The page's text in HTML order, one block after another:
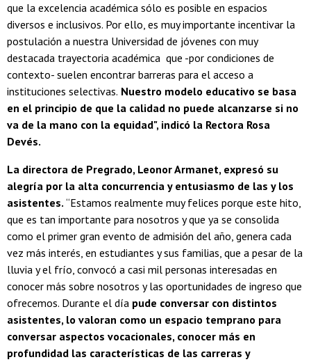
que la excelencia académica sólo es posible en espacios
diversos e inclusivos. Por ello, es muy importante incentivar la
postulación a nuestra Universidad de jóvenes con muy
destacada trayectoria académica que -por condiciones de
contexto- suelen encontrar barreras para el acceso a
instituciones selectivas. Nuestro modelo educativo se basa
en el principio de que la calidad no puede alcanzarse si no
va de la mano con la equidad", indicó la Rectora Rosa
Devés.
La directora de Pregrado, Leonor Armanet, expresó su
alegría por la alta concurrencia y entusiasmo de las y los
asistentes. “Estamos realmente muy felices porque este hito,
que es tan importante para nosotros y que ya se consolida
como el primer gran evento de admisión del año, genera cada
vez más interés, en estudiantes y sus familias, que a pesar de la
lluvia y el frío, convocó a casi mil personas interesadas en
conocer más sobre nosotros y las oportunidades de ingreso que
ofrecemos. Durante el día pude conversar con distintos
asistentes, lo valoran como un espacio temprano para
conversar aspectos vocacionales, conocer más en
profundidad las características de las carreras y